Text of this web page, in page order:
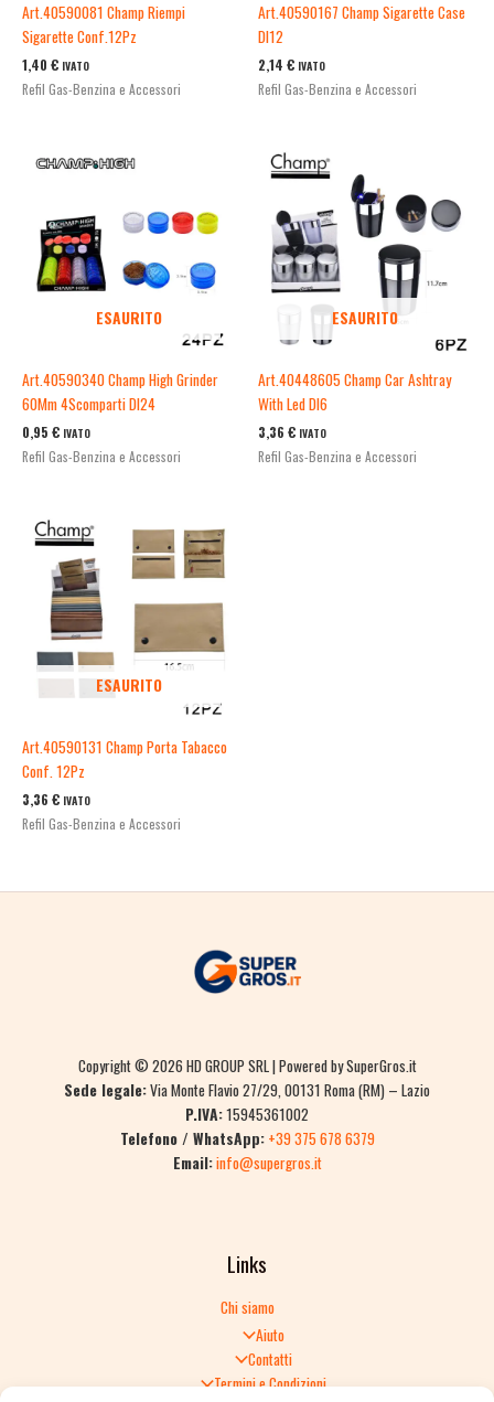
Art.40590081 Champ Riempi
Sigarette Conf.12Pz
1,40 € IVATO
Refil Gas-Benzina e Accessori
Art.40590167 Champ Sigarette Case
Dl12
2,14 € IVATO
Refil Gas-Benzina e Accessori
ESAURITO
Art.40590340 Champ High Grinder
60Mm 4Scomparti Dl24
0,95 € IVATO
Refil Gas-Benzina e Accessori
ESAURITO
Art.40448605 Champ Car Ashtray
With Led Dl6
3,36 € IVATO
Refil Gas-Benzina e Accessori
ESAURITO
Art.40590131 Champ Porta Tabacco
Conf. 12Pz
3,36 € IVATO
Refil Gas-Benzina e Accessori
Copyright © 2026 HD GROUP SRL | Powered by SuperGros.it
Sede legale:Via Monte Flavio 27/29, 00131 Roma (RM) – Lazio
P.IVA:15945361002
Telefono / WhatsApp: +39 375 678 6379
Email:info@supergros.it
Links
Chi siamo
Aiuto
Contatti
Termini e Condizioni